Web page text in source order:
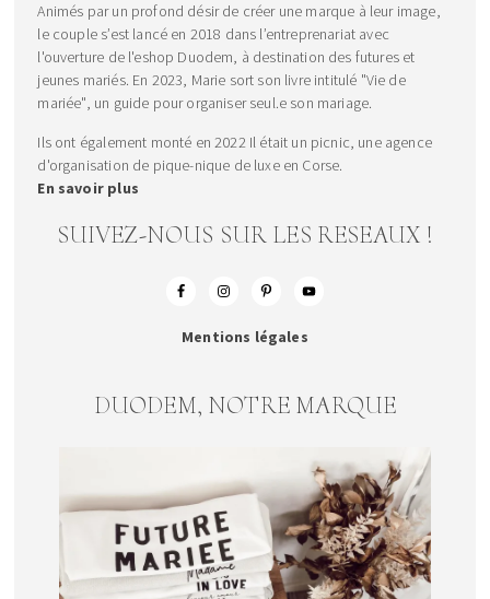
Animés par un profond désir de créer une marque à leur image,
le couple s’est lancé en 2018 dans l’entreprenariat avec
l'ouverture de l'eshop Duodem, à destination des futures et
jeunes mariés. En 2023, Marie sort son livre intitulé "Vie de
mariée", un guide pour organiser seul.e son mariage.
Ils ont également monté en 2022 Il était un picnic, une agence
d'organisation de pique-nique de luxe en Corse.
En savoir plus
SUIVEZ-NOUS SUR LES RESEAUX !
Mentions légales
DUODEM, NOTRE MARQUE